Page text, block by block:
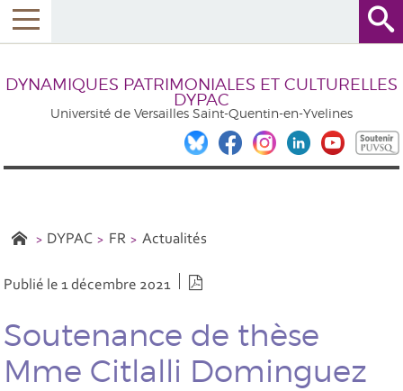
DYNAMIQUES PATRIMONIALES ET CULTURELLES
DYPAC
Université de Versailles Saint-Quentin-en-Yvelines
DYPAC FR Actualités
Publié le 1 décembre 2021
Soutenance de thèse
Mme Citlalli Dominguez